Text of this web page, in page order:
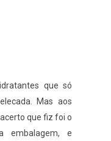
que só
Mas aos
que fiz foi o
embalagem, e